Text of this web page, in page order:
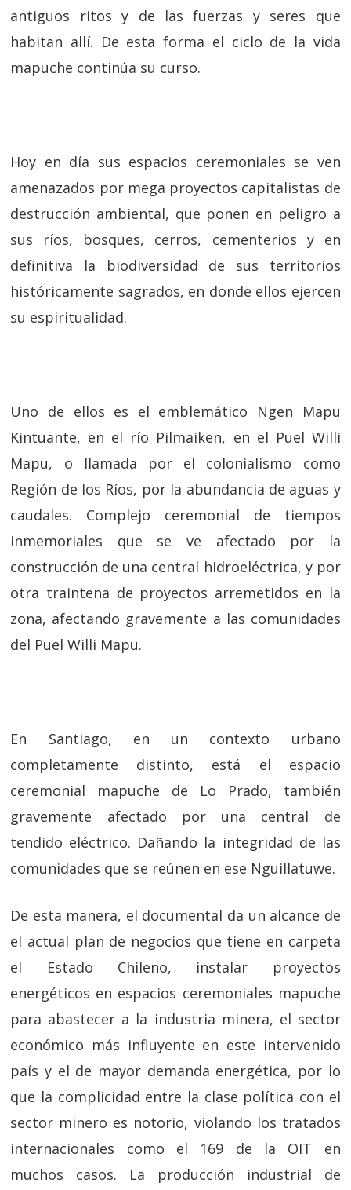
antiguos ritos y de las fuerzas y seres que
habitan allí. De esta forma el ciclo de la vida
mapuche continúa su curso.
Hoy en día sus espacios ceremoniales se ven
amenazados por mega proyectos capitalistas de
destrucción ambiental, que ponen en peligro a
sus ríos, bosques, cerros, cementerios y en
definitiva la biodiversidad de sus territorios
históricamente sagrados, en donde ellos ejercen
su espiritualidad.
Uno de ellos es el emblemático Ngen Mapu
Kintuante, en el río Pilmaiken, en el Puel Willi
Mapu, o llamada por el colonialismo como
Región de los Ríos, por la abundancia de aguas y
caudales. Complejo ceremonial de tiempos
inmemoriales que se ve afectado por la
construcción de una central hidroeléctrica, y por
otra traintena de proyectos arremetidos en la
zona, afectando gravemente a las comunidades
del Puel Willi Mapu.
En Santiago, en un contexto urbano
completamente distinto, está el espacio
ceremonial mapuche de Lo Prado, también
gravemente afectado por una central de
tendido eléctrico. Dañando la integridad de las
comunidades que se reúnen en ese Nguillatuwe.
De esta manera, el documental da un alcance de
el actual plan de negocios que tiene en carpeta
el Estado Chileno, instalar proyectos
energéticos en espacios ceremoniales mapuche
para abastecer a la industria minera, el sector
económico más influyente en este intervenido
país y el de mayor demanda energética, por lo
que la complicidad entre la clase política con el
sector minero es notorio, violando los tratados
internacionales como el 169 de la OIT en
muchos casos. La producción industrial de